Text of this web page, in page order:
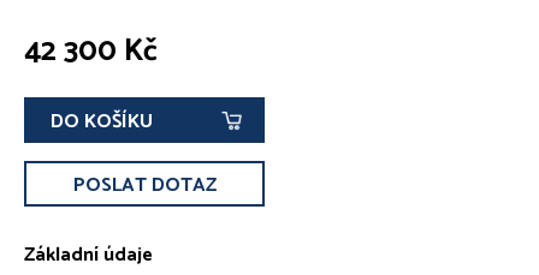
42 300 Kč
DO KOŠÍKU
POSLAT DOTAZ
Základní údaje